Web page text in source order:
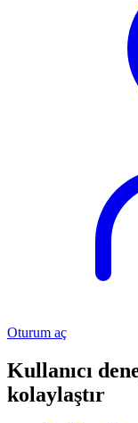
Oturum aç
Kullanıcı
kolaylaştır